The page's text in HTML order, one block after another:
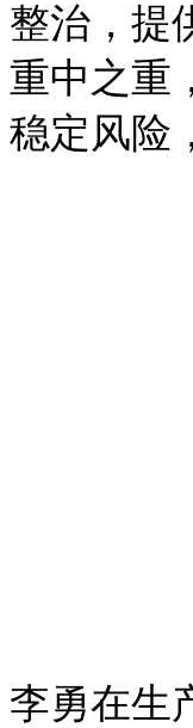
整治，提
重中之重
稳定风险
李勇在生